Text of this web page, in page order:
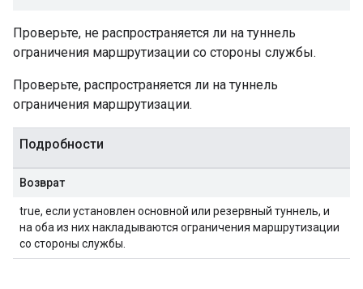
Проверьте, не распространяется ли на туннель
ограничения маршрутизации со стороны службы.
Проверьте, распространяется ли на туннель
ограничения маршрутизации.
Подробности
Возврат
true, если установлен основной или резервный туннель, и
на оба из них накладываются ограничения маршрутизации
со стороны службы.